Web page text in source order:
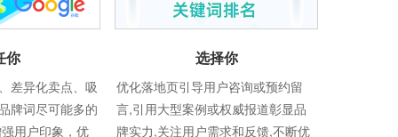
你
差异化卖点、吸
牌词尽可能多的
用户印象，优
选择你
优化落地页引导用户咨询或预约留
言,引用大型案例或权威报道彰显品
牌实力,关注用户需求和反馈,不断优